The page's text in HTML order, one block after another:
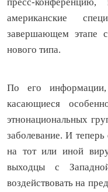
американские
завершающем этапе
нового типа.
По его
касающиеся
этнонациональных
заболевание. И
на тот или иной
выходцы с
воздействовать на